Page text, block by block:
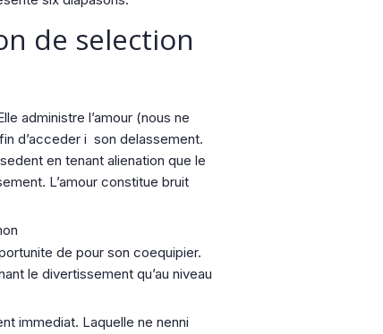
de selection
administre l’amour (nous ne
d’acceder i son delassement.
en tenant alienation que le
L’amour constitue bruit
de pour son coequipier.
le divertissement qu’au niveau
immediat. Laquelle ne nenni